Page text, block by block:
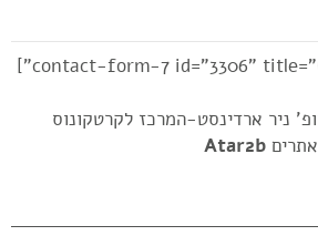
ניר ארדינסט-המרכז לקרטקונוס
Atar2b